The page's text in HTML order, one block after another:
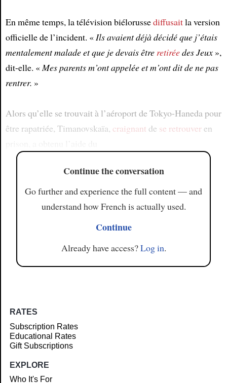
En même temps, la télévision biélorussediffusaitla version
officielle de l’incident. «Ils avaient déjà décidé que j’étais
mentalement malade et que je devais être retiréedes Jeux»,
dit-elle. «Mes parents m’ont appelée et m’ont dit de ne pas
rentrer. »
Alors qu’elle se trouvait à l’aéroport de Tokyo-Haneda pour
être rapatriée, Timanovskaïa, craignant de se retrouveren
Continue the conversation
Go further and experience the full content — and
understand how French is actually used.
Continue
Already have access?Log in.
RATES
Subscription Rates
Educational Rates
Gift Subscriptions
EXPLORE
Who It's For